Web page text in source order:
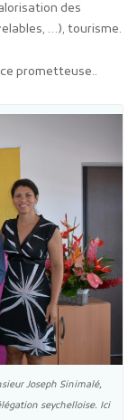
des
…), tourisme.
prometteuse..
Joseph Sinimalé,
seychelloise. Ici